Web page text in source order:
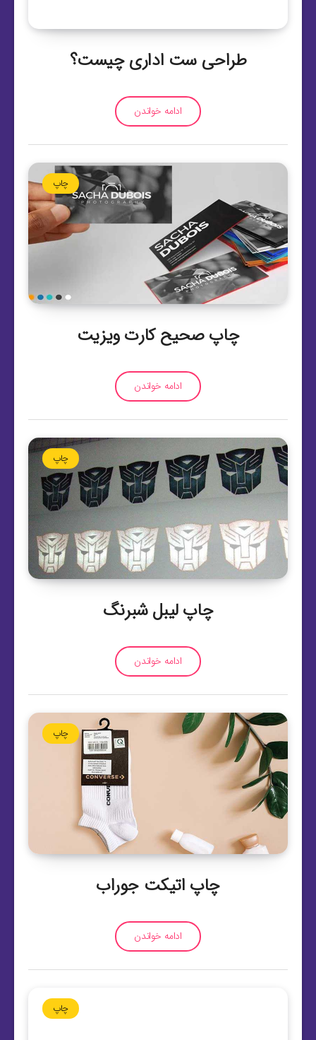
طراحی ست اداری چیست؟
ادامه خواندن
چاپ
چاپ صحیح کارت ویزیت
ادامه خواندن
چاپ
چاپ لیبل شبرنگ
ادامه خواندن
چاپ
چاپ اتیکت جوراب
ادامه خواندن
چاپ